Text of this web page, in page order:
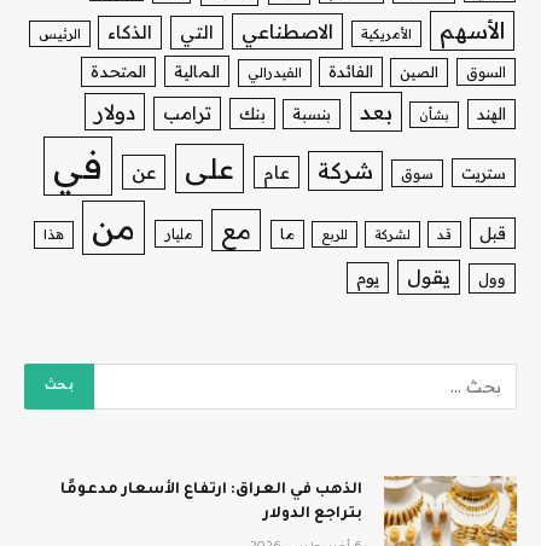
الأسهم الأمريكية الاصطناعي التي الذكاء الرئيس
السوق الصين الفائدة الفيدرالي المالية المتحدة
الهند بشأن بعد بنسبة بنك ترامب دولار
ستريت سوق شركة عام على عن في
قبل قد لشركة للربع ما مع مليار من هذا
وول يقول يوم
الذهب في العراق: ارتفاع الأسعار مدعومًا
بتراجع الدولار